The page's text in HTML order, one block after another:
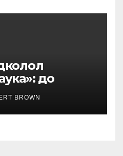
до
11 премьер
BROWN